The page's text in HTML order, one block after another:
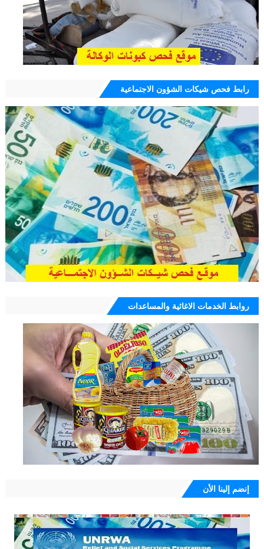
رابط فحص شيكات الشؤون الاجتماعية
روابط الخدمات الاغاثية والمساعدات
إنضم إلينا الأن